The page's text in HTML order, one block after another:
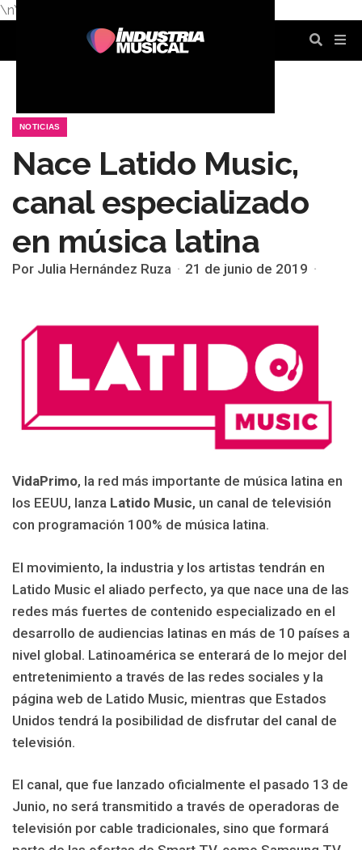
\n\n
NOTICIAS
Nace Latido Music,
canal especializado
en música latina
Por Julia Hernández Ruza 21 de junio de 2019
VidaPrimo, la red más importante de música latina en
los EEUU, lanza Latido Music, un canal de televisión
con programación 100% de música latina.
El movimiento, la industria y los artistas tendrán en
Latido Music el aliado perfecto, ya que nace una de las
redes más fuertes de contenido especializado en el
desarrollo de audiencias latinas en más de 10 países a
nivel global. Latinoamérica se enterará de lo mejor del
entretenimiento a través de las redes sociales y la
página web de Latido Music, mientras que Estados
Unidos tendrá la posibilidad de disfrutar del canal de
televisión.
El canal, que fue lanzado oficialmente el pasado 13 de
Junio, no será transmitido a través de operadoras de
televisión por cable tradicionales, sino que formará